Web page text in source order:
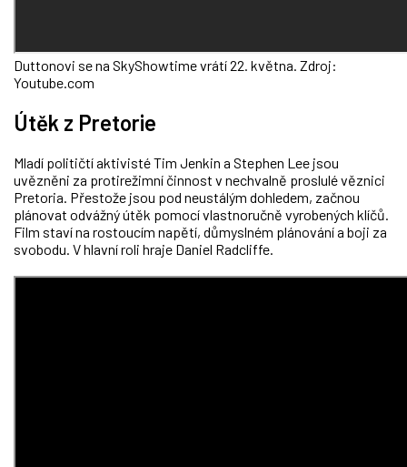
Duttonovi se na SkyShowtime vrátí 22. května. Zdroj:
Youtube.com
Útěk z Pretorie
Mladí političtí aktivisté Tim Jenkin a Stephen Lee jsou
uvězněni za protirežimní činnost v nechvalně proslulé věznici
Pretoria. Přestože jsou pod neustálým dohledem, začnou
plánovat odvážný útěk pomocí vlastnoručně vyrobených klíčů.
Film staví na rostoucím napětí, důmyslném plánování a boji za
svobodu. V hlavní roli hraje Daniel Radcliffe.